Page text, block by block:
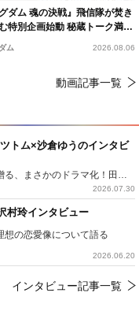
グダム 魂の決戦』飛信隊が焚き
特別企画始動 秘蔵トーク満載
グダムキャンプ”開催
ム 2026.08.06
動画記事一覧
トム×沙倉ゆうのインタビ
『侍タイムスリッパー』ファンに贈る、まさかのドラマ化！田村ツトム×沙倉ゆうのが語る『心配無用ノ介』撮影秘話
2026.07.30
村玲インタビュー
の恋愛像について語る
2026.06.20
インタビュー記事一覧